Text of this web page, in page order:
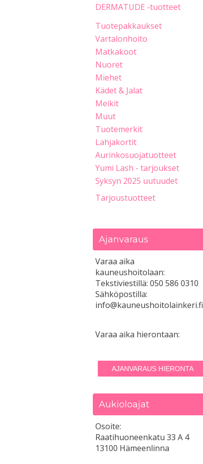
DERMATUDE -tuotteet
Tuotepakkaukset
Vartalonhoito
Matkakoot
Nuoret
Miehet
Kädet & Jalat
Meikit
Muut
Tuotemerkit
Lahjakortit
Aurinkosuojatuotteet
Yumi Lash - tarjoukset
Syksyn 2025 uutuudet
Tarjoustuotteet
Ajanvaraus
Varaa aika
kauneushoitolaan:
Tekstiviestillä: 050 586 0310
Sähköpostilla:
info@kauneushoitolainkeri.fi
Varaa aika hierontaan:
AJANVARAUS HIERONTA
Aukioloajat
Osoite:
Raatihuoneenkatu 33 A 4
13100 Hämeenlinna